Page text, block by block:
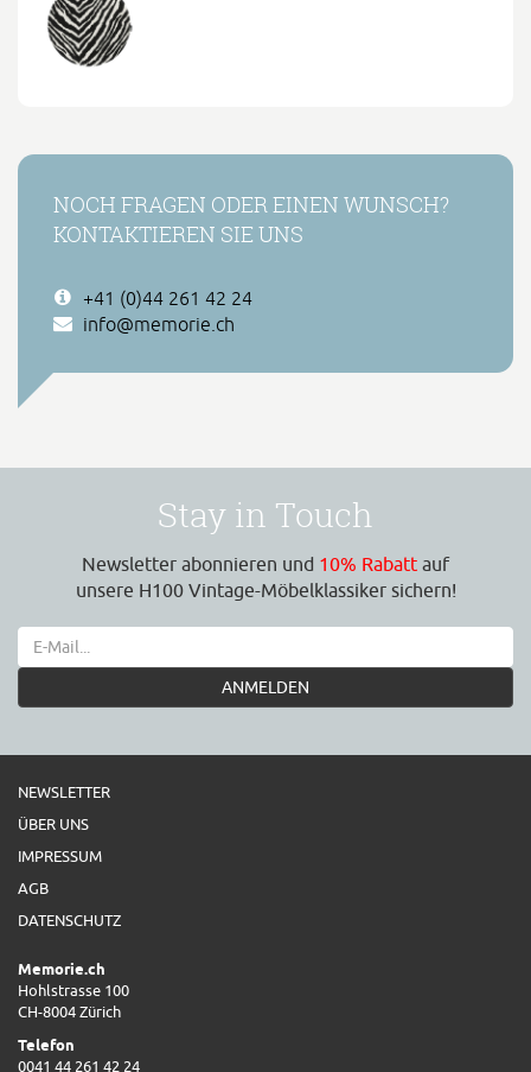
NOCH FRAGEN ODER EINEN WUNSCH?
KONTAKTIEREN SIE UNS
+41 (0)44 261 42 24
info@memorie.ch
Stay in Touch
Newsletter abonnieren und 10% Rabatt auf
unsere H100 Vintage-Möbelklassiker sichern!
ANMELDEN
NEWSLETTER
ÜBER UNS
IMPRESSUM
AGB
DATENSCHUTZ
Memorie.ch
Hohlstrasse 100
CH-8004 Zürich
Telefon
0041 44 261 42 24